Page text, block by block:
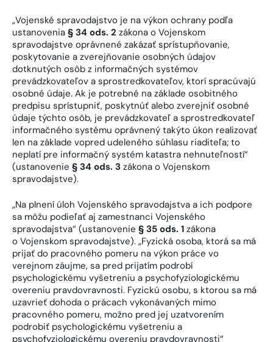
„Vojenské spravodajstvo je na výkon ochrany podľa
ustanovenia § 34 ods. 2 zákona o Vojenskom
spravodajstve oprávnené zakázať sprístupňovanie,
poskytovanie a zverejňovanie osobných údajov
dotknutých osôb z informačných systémov
prevádzkovateľov a sprostredkovateľov, ktorí spracúvajú
osobné údaje. Ak je potrebné na základe osobitného
predpisu sprístupniť, poskytnúť alebo zverejniť osobné
údaje týchto osôb, je prevádzkovateľ a sprostredkovateľ
informačného systému oprávnený takýto úkon realizovať
len na základe vopred udeleného súhlasu riaditeľa; to
neplatí pre informačný systém katastra nehnuteľností“
(ustanovenie § 34 ods. 3 zákona o Vojenskom
spravodajstve).
„Na plnení úloh Vojenského spravodajstva a ich podpore
sa môžu podieľať aj zamestnanci Vojenského
spravodajstva“ (ustanovenie § 35 ods. 1 zákona
o Vojenskom spravodajstve). „Fyzická osoba, ktorá sa má
prijať do pracovného pomeru na výkon práce vo
verejnom záujme, sa pred prijatím podrobí
psychologickému vyšetreniu a psychofyziologickému
overeniu pravdovravnosti. Fyzickú osobu, s ktorou sa má
uzavrieť dohoda o prácach vykonávaných mimo
pracovného pomeru, možno pred jej uzatvorením
podrobiť psychologickému vyšetreniu a
psychofyziologickému overeniu pravdovravnosti“